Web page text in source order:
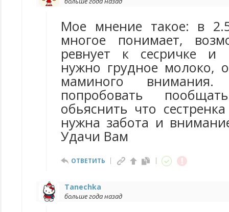
Мое мнение такое: в
многое понимает,
ревнует к сесричке и
нужно грудное молоко,
маминого
попробовать
обьяснить что
нужна забота и
Удачи Вам
ОТВЕТИТЬ
Tanechka
больше года назад